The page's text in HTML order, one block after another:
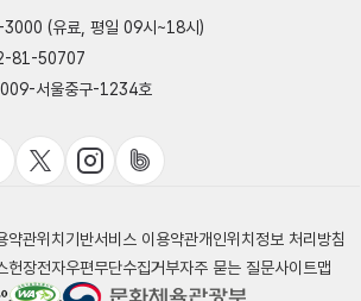
(유료, 평일 09시~18시)
81-50707
서울중구-1234호
약관위치기반서비스 이용약관개인위치정보 처리방침
헌장전자우편무단수집거부자주 묻는 질문사이트맵